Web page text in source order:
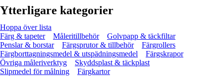
Ytterligare kategorier
Hoppa över lista
Färg & tapeter
Måleritillbehör
Golvpapp & täckfiltar
Penslar & borstar
Färgsprutor & tillbehör
Färgrollers
Färgborttagningsmedel & utspädningsmedel
Färgskrapor
Övriga måleriverktyg
Skyddsplast & täckplast
Slipmedel för målning
Färgkartor